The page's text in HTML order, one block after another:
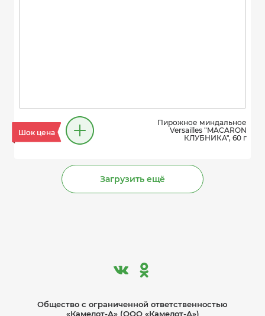
Шок цена
Пирожное миндальное
Versailles "MACARON
КЛУБНИКА", 60 г
Загрузить ещё
Общество с ограниче­нной ответственностью
«Камелот-А» (ООО «Камелот-А»)